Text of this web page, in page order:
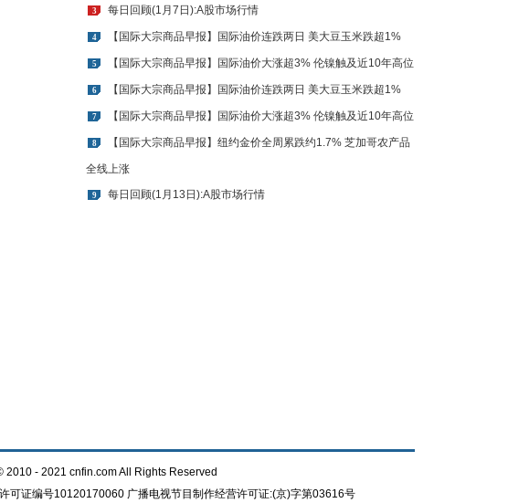
3 每日回顾(1月7日):A股市场行情
4 【国际大宗商品早报】国际油价连跌两日 美大豆玉米跌超1%
5 【国际大宗商品早报】国际油价大涨超3% 伦镍触及近10年高位
6 【国际大宗商品早报】国际油价连跌两日 美大豆玉米跌超1%
7 【国际大宗商品早报】国际油价大涨超3% 伦镍触及近10年高位
8 【国际大宗商品早报】纽约金价全周累跌约1.7% 芝加哥农产品
全线上涨
9 每日回顾(1月13日):A股市场行情
- 2021 cnfin.com All Rights Reserved
可证编号10120170060 广播电视节目制作经营许可证:(京)字第03616号